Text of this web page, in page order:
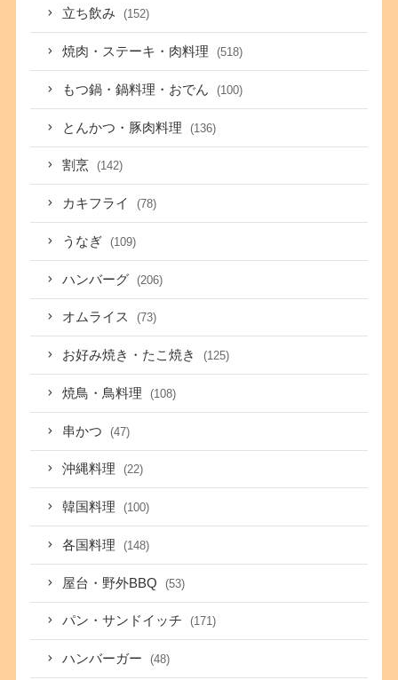
立ち飲み (152)
焼肉・ステーキ・肉料理 (518)
もつ鍋・鍋料理・おでん (100)
とんかつ・豚肉料理 (136)
割烹 (142)
カキフライ (78)
うなぎ (109)
ハンバーグ (206)
オムライス (73)
お好み焼き・たこ焼き (125)
焼鳥・鳥料理 (108)
串かつ (47)
沖縄料理 (22)
韓国料理 (100)
各国料理 (148)
屋台・野外BBQ (53)
パン・サンドイッチ (171)
ハンバーガー (48)